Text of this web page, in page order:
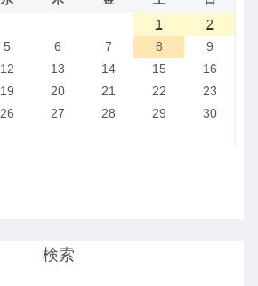
1
2
5 6 7 8
9
12 13 14 15
16
19 20 21 22
23
26 27 28 29
30
検索